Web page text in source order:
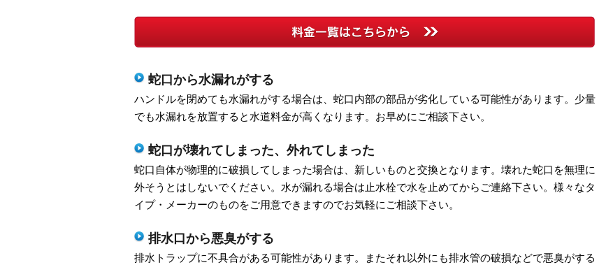
蛇口から水漏れがする
ハンドルを閉めても水漏れがする場合は、蛇口内部の部品が劣化している可能性があります。少量
でも水漏れを放置すると水道料金が高くなります。お早めにご相談下さい。
蛇口が壊れてしまった、外れてしまった
蛇口自体が物理的に破損してしまった場合は、新しいものと交換となります。壊れた蛇口を無理に
外そうとはしないでください。水が漏れる場合は止水栓で水を止めてからご連絡下さい。様々なタ
イプ・メーカーのものをご用意できますのでお気軽にご相談下さい。
排水口から悪臭がする
排水トラップに不具合がある可能性があります。またそれ以外にも排水管の破損などで悪臭がする